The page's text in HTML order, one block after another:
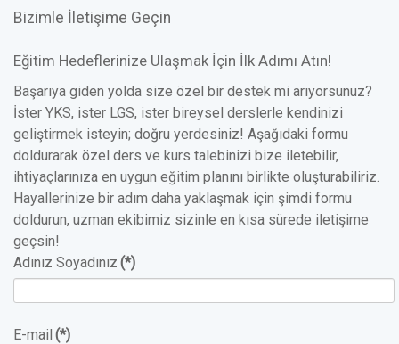
Bizimle İletişime Geçin
Eğitim Hedeflerinize Ulaşmak İçin İlk Adımı Atın!
Başarıya giden yolda size özel bir destek mi arıyorsunuz?
İster YKS, ister LGS, ister bireysel derslerle kendinizi
geliştirmek isteyin; doğru yerdesiniz! Aşağıdaki formu
doldurarak özel ders ve kurs talebinizi bize iletebilir,
ihtiyaçlarınıza en uygun eğitim planını birlikte oluşturabiliriz.
Hayallerinize bir adım daha yaklaşmak için şimdi formu
doldurun, uzman ekibimiz sizinle en kısa sürede iletişime
geçsin!
Adınız Soyadınız (*)
E-mail (*)